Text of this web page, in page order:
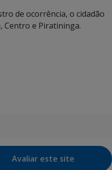
de ocorrência, o cidadão
Centro e Piratininga.
Avaliar este site